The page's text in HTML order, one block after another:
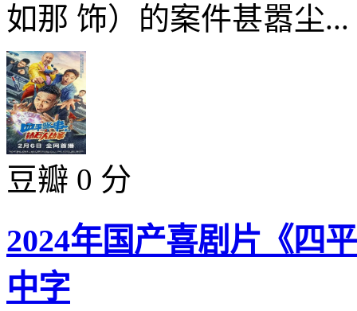
如那 饰）的案件甚嚣尘...
豆瓣 0 分
2024年国产喜剧片《四
中字